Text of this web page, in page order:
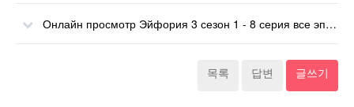
Онлайн просмотр Эйфория 3 сезон 1 - 8 серия все эпизоды онлайн
목록 답변 글쓰기